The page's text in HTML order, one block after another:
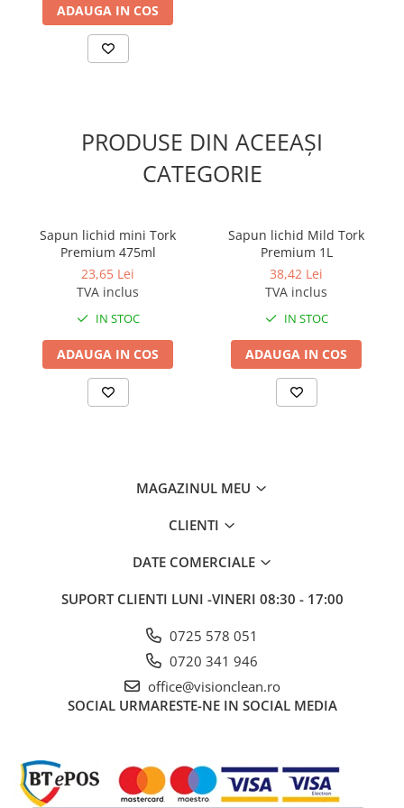
Sisteme, ustensile spalat
geamurile
Produse hoteliere
Cosmetice hoteliere
Gama de cosmetice hoteliere Black
Gama de cosmetice hoteliere Dove
Gama de cosmetice hoteliere
Holiday Care
Gama de cosmetice hoteliere Lux
Gama de cosmetice hoteliere
Casa, Gradina & Bricolaj
Intretinere panouri solare
Detergenti panouri solare
Pachete Promo
Presuri industriale
ADAUGA IN COS
PRODUSE DIN ACEEAȘI
CATEGORIE
Sapun lichid mini Tork
Premium 475ml
23,65 Lei
TVA inclus
IN STOC
ADAUGA IN COS
Sapun lichid Mild Tork
Premium 1L
38,42 Lei
TVA inclus
IN STOC
ADAUGA IN COS
MAGAZINUL MEU
CLIENTI
DATE COMERCIALE
SUPORT CLIENTI LUNI -VINERI 08:30 - 17:00
0725 578 051
0720 341 946
office@visionclean.ro
SOCIAL URMARESTE-NE IN SOCIAL MEDIA